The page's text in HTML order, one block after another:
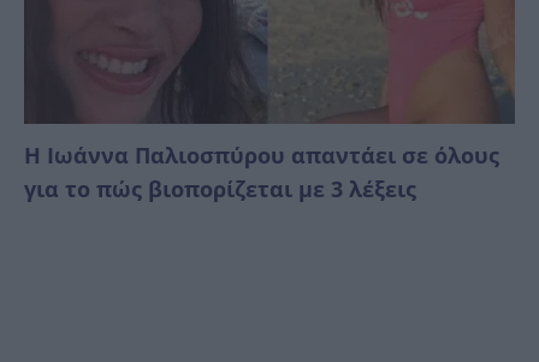
Η Ιωάννα Παλιοσπύρου απαντάει σε όλους
για το πώς βιοπορίζεται με 3 λέξεις